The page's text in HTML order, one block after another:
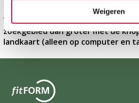
Weigeren
Wanneer u geen Fitform-dealer
zoekgebied dan groter met de
landkaart (alleen op computer en